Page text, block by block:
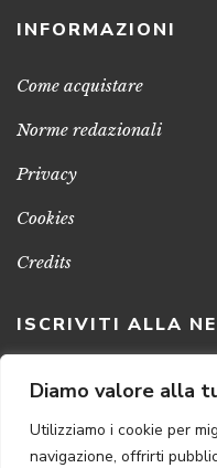
Diamo valore alla
Utilizziamo i cookie per
navigazione, offrirti
INFORMAZIONI
Come acquistare
Norme redazionali
Privacy
Cookies
Credits
ISCRIVITI ALLA
Clicca sul pulsante per
notizie e promozioni